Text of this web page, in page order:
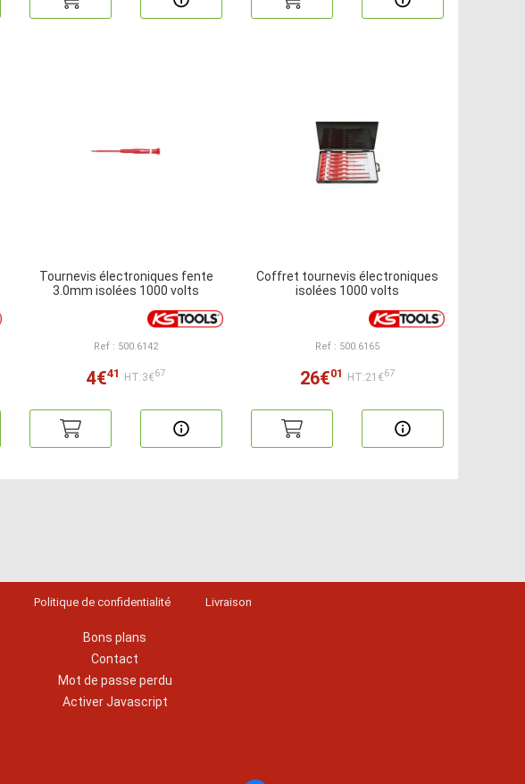
Tournevis électroniques fente
3.0mm isolées 1000 volts
Ref : 500.6142
4€41 HT:3€67
Coffret tournevis électroniques
isolées 1000 volts
Ref : 500.6165
26€01 HT:21€67
Politique de confidentialité Livraison
Bons plans
Contact
Mot de passe perdu
Activer Javascript